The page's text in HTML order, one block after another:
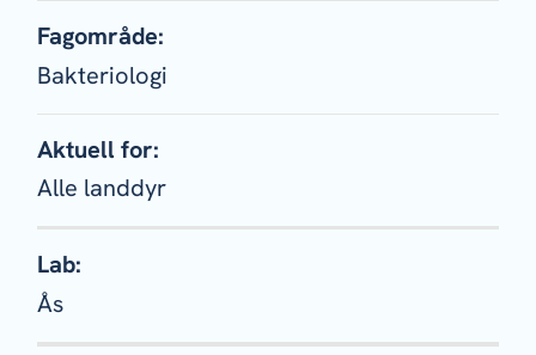
Fagområde:
Bakteriologi
Aktuell for:
Alle landdyr
Lab:
Ås